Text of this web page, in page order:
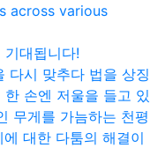
across various
대됩니다!
다시 맞추다 법을 상징
손엔 저울을 들고 있
무게를 가늠하는 천평
대한 다툼의 해결이